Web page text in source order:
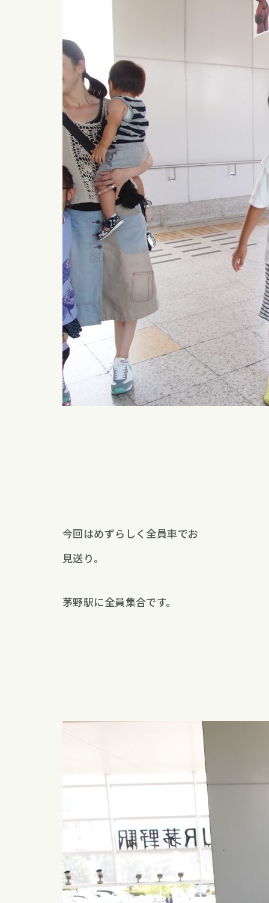
今回はめずらしく全員車でお
見送り。
茅野駅に全員集合です。